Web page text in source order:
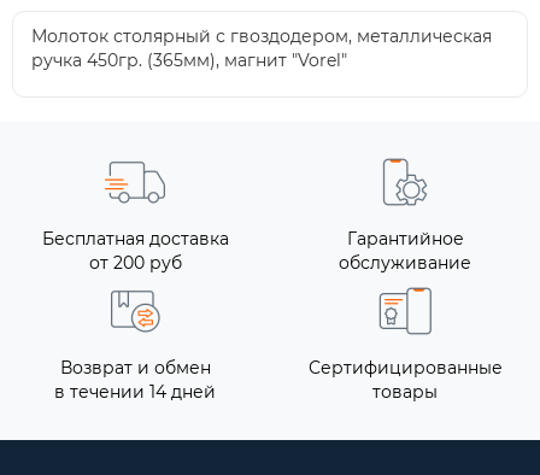
Молоток столярный с гвоздодером, металлическая
ручка 450гр. (365мм), магнит "Vorel"
Бесплатная доставка
от 200 руб
Гарантийное
обслуживание
Возврат и обмен
в течении 14 дней
Сертифицированные
товары